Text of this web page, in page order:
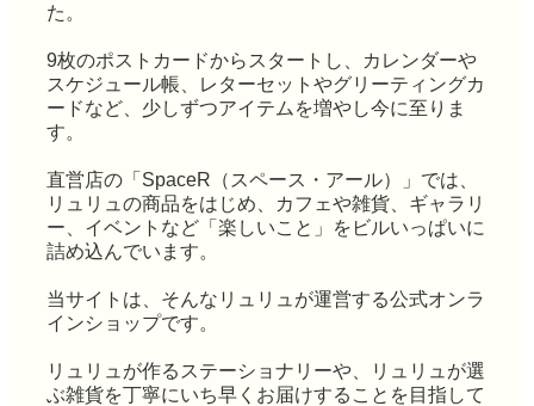
た。
9枚のポストカードからスタートし、カレンダーや
スケジュール帳、レターセットやグリーティングカ
ードなど、少しずつアイテムを増やし今に至りま
す。
直営店の「SpaceR（スペース・アール）」では、
リュリュの商品をはじめ、カフェや雑貨、ギャラリ
ー、イベントなど「楽しいこと」をビルいっぱいに
詰め込んでいます。
当サイトは、そんなリュリュが運営する公式オンラ
インショップです。
リュリュが作るステーショナリーや、リュリュが選
ぶ雑貨を丁寧にいち早くお届けすることを目指して